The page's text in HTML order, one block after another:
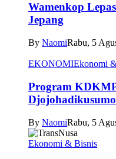
Wamenkop
Jepang
By NaomiRabu, 5
EKONOMIEkonomi
Program
Djojohadikusumo
By NaomiRabu, 5
Ekonomi & Bisnis